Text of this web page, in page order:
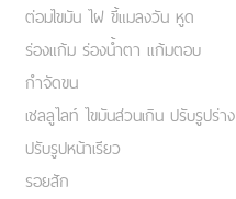
ต่อมไขมัน ไฝ ขี้แมลงวัน หูด
ร่องแก้ม ร่องน้ำตา แก้มตอบ
กำจัดขน
เชลลูไลท์ ไขมันส่วนเกิน ปรับรูปร่าง
ปรับรูปหน้าเรียว
รอยสัก